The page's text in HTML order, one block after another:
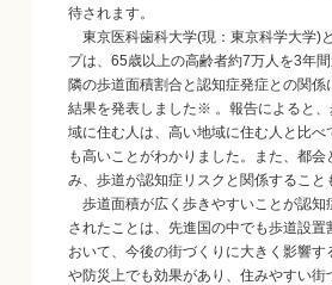
待されます。
東京医科歯科大学(現：東京科学大学)
プは、65歳以上の高齢者約7万人を3年
隣の歩道面積割合と認知症発症との関
結果を発表しました※ 。報告によると
域に住む人は、高い地域に住む人と比べ
も高いことがわかりました。また、都
み、歩道が認知症リスクと関係すること
歩道面積が広く歩きやすいことが認知
されたことは、先進国の中でも歩道設置
おいて、今後の街づくりに大きく影響
や防災上でも効果があり、住みやすい街